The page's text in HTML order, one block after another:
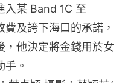
入某 Band 1C 至
及誇下海口的承諾，
，他決定將金錢用於女
。